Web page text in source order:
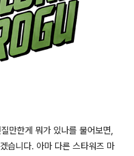
만한게 뭐가 있나를 물어보면,
습니다. 아마 다른 스타워즈 마